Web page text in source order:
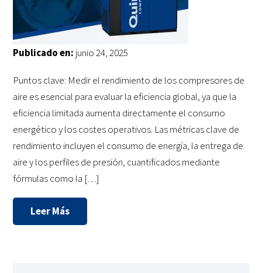
Publicado en: junio 24, 2025
Puntos clave: Medir el rendimiento de los compresores de
aire es esencial para evaluar la eficiencia global, ya que la
eficiencia limitada aumenta directamente el consumo
energético y los costes operativos. Las métricas clave de
rendimiento incluyen el consumo de energía, la entrega de
aire y los perfiles de presión, cuantificados mediante
fórmulas como la […]
Leer Más